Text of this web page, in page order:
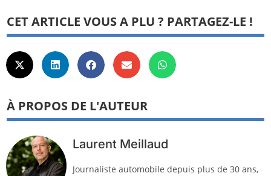
CET ARTICLE VOUS A PLU ? PARTAGEZ-LE !
À PROPOS DE L'AUTEUR
Laurent Meillaud
Journaliste automobile depuis plus de 30 ans,